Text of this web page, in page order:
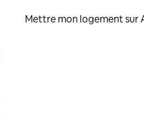
Mettre mon logement sur